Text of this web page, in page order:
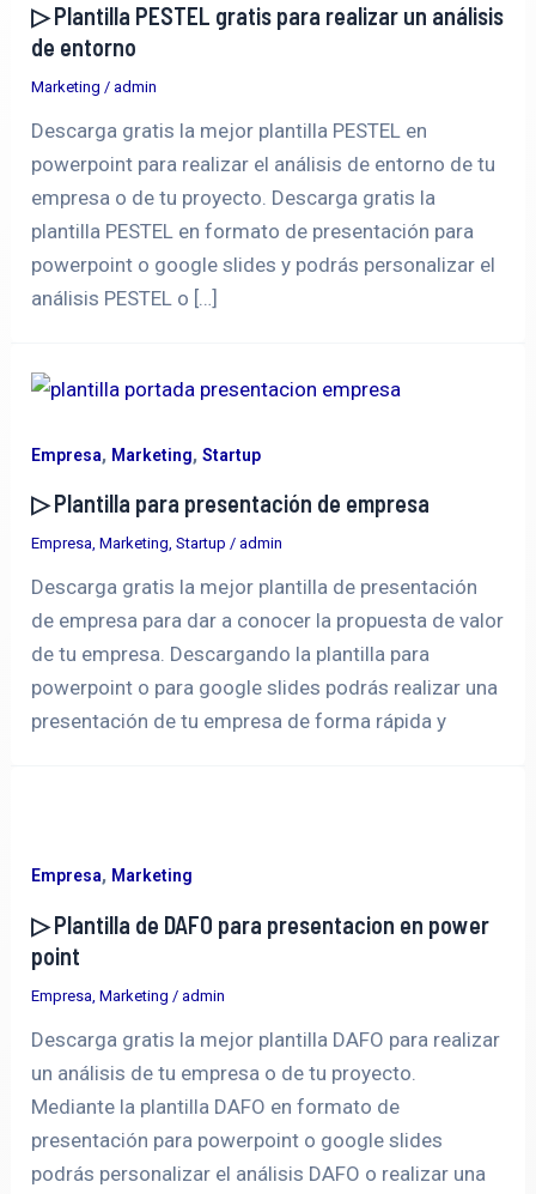
▷ Plantilla PESTEL gratis para realizar un análisis
de entorno
Marketing /admin
Descarga gratis la mejor plantilla PESTEL en
powerpoint para realizar el análisis de entorno de tu
empresa o de tu proyecto. Descarga gratis la
plantilla PESTEL en formato de presentación para
powerpoint o google slides y podrás personalizar el
análisis PESTEL o […]
Empresa, Marketing,Startup
▷ Plantilla para presentación de empresa
Empresa,Marketing,Startup /admin
Descarga gratis la mejor plantilla de presentación
de empresa para dar a conocer la propuesta de valor
de tu empresa. Descargando la plantilla para
powerpoint o para google slides podrás realizar una
presentación de tu empresa de forma rápida y
Empresa, Marketing
▷ Plantilla de DAFO para presentacion en power
point
Empresa ,Marketing /admin
Descarga gratis la mejor plantilla DAFO para realizar
un análisis de tu empresa o de tu proyecto.
Mediante la plantilla DAFO en formato de
presentación para powerpoint o google slides
podrás personalizar el análisis DAFO o realizar una